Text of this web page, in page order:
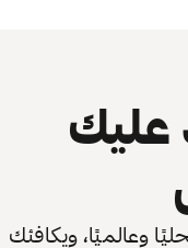
وعالميًا، ويكافئك